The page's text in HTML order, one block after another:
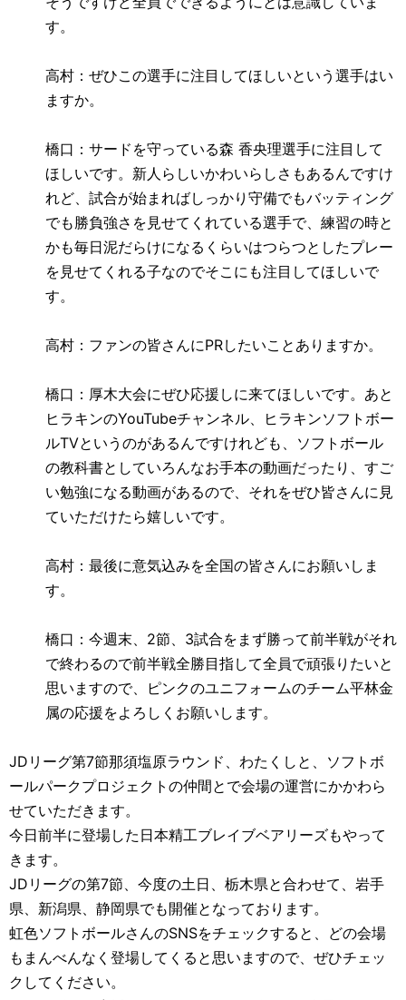
す。
高村：ぜひこの選手に注目してほしいという選手はい
ますか。
橋口：サードを守っている森 香央理選手に注目して
ほしいです。新人らしいかわいらしさもあるんですけ
れど、試合が始まればしっかり守備でもバッティング
でも勝負強さを見せてくれている選手で、練習の時と
かも毎日泥だらけになるくらいはつらつとしたプレー
を見せてくれる子なのでそこにも注目してほしいで
す。
高村：ファンの皆さんにPRしたいことありますか。
橋口：厚木大会にぜひ応援しに来てほしいです。あと
ヒラキンのYouTubeチャンネル、ヒラキンソフトボー
ルTVというのがあるんですけれども、ソフトボール
の教科書としていろんなお手本の動画だったり、すご
い勉強になる動画があるので、それをぜひ皆さんに見
ていただけたら嬉しいです。
高村：最後に意気込みを全国の皆さんにお願いしま
す。
橋口：今週末、 2節、 3試合をまず勝って前半戦がそれ
で終わるので前半戦全勝目指して全員で頑張りたいと
思いますので、ピンクのユニフォームのチーム平林金
属の応援をよろしくお願いします。
JD リーグ第7節那須塩原ラウンド、わたくしと、ソフトボ
ールパークプロジェクトの仲間とで会場の運営にかかわら
せていただきます。
今日前半に登場した日本精工ブレイブベアリーズもやって
きます。
JD リーグの第7節、今度の土日、栃木県と合わせて、岩手
県、新潟県、静岡県でも開催となっております。
虹色ソフトボールさんのSNSをチェックすると、どの会場
もまんべんなく登場してくると思いますので、ぜひチェッ
クしてください。